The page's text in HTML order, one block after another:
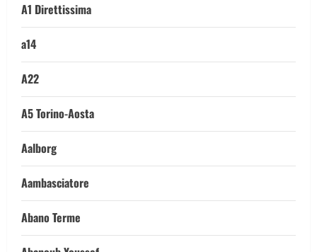
A1 Direttissima
a14
A22
A5 Torino-Aosta
Aalborg
Aambasciatore
Abano Terme